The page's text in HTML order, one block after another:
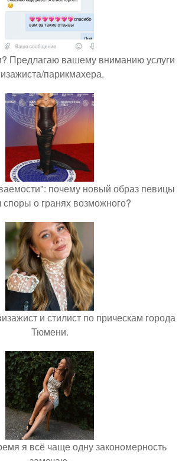
Предлагаю вашему вниманию услуги
парикмахера.
почему новый образ певицы
споры о гранях возможного?
и стилист по прическам города
Тюмени.
я всё чаще одну закономерность